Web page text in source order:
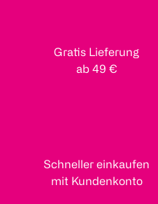
Gratis Lieferung
ab 49 €
Schneller einkaufen
mit Kundenkonto